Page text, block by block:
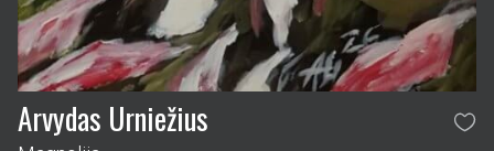
Arvydas Urniežius